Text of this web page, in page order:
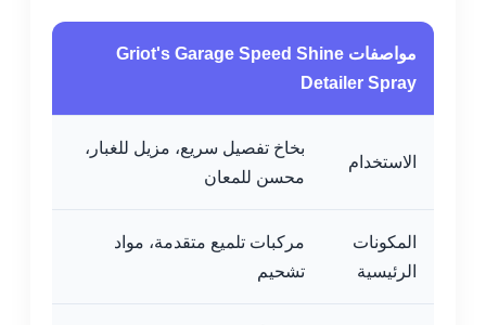
مواصفات Griot's Garage Speed Shine
Detailer Spray
الاستخدام
بخاخ تفصيل سريع، مزيل للغبار،
محسن للمعان
المكونات
الرئيسية
مركبات تلميع متقدمة، مواد
تشحيم